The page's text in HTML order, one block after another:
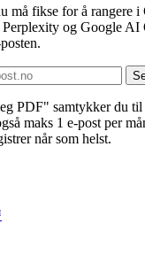
må fikse for å rangere
og Google
PDF" samtykker du
maks 1 e-post per
når som helst.